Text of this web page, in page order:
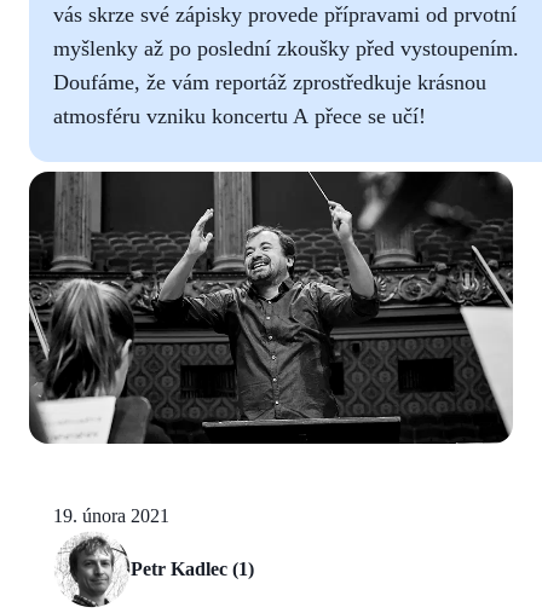
vás skrze své zápisky provede přípravami od prvotní
myšlenky až po poslední zkoušky před vystoupením.
Doufáme, že vám reportáž zprostředkuje krásnou
atmosféru vzniku koncertu A přece se učí!
19. února 2021
Petr Kadlec (1)